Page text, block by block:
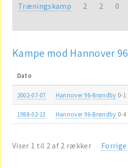
Træningskamp 2 2 0
Kampe mod Hannover 96
Dato
2002-07-07 Hannover 96-Brøndby 0-1
1988-02-13 Hannover 96-Brøndby 0-4
Viser 1 til 2 af 2 rækker Forrige